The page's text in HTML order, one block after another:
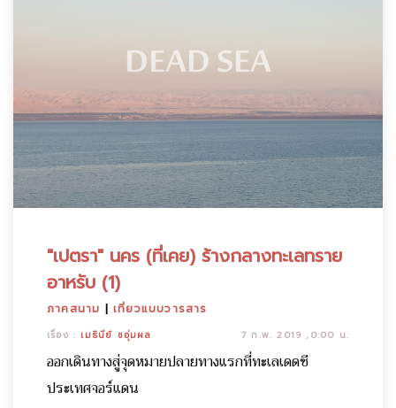
"เปตรา" นคร (ที่เคย) ร้างกลางทะเลทราย
อาหรับ (1)
ภาคสนาม |เที่ยวแบบวารสาร
เรื่อง : เมธินีย์ ชอุ่มผล 7 ก.พ. 2019 ,0:00 น.
ออกเดินทางสู่จุดหมายปลายทางแรกที่ทะเลเดดซี
ประเทศจอร์แดน